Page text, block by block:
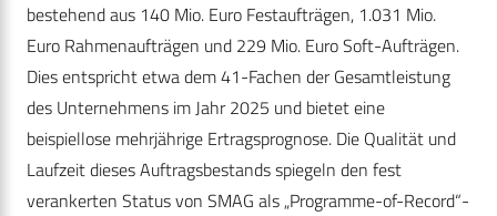
bestehend aus 140 Mio. Euro Festaufträgen, 1.031 Mio.
Euro Rahmenaufträgen und 229 Mio. Euro Soft-Aufträgen.
Dies entspricht etwa dem 41-Fachen der Gesamtleistung
des Unternehmens im Jahr 2025 und bietet eine
beispiellose mehrjährige Ertragsprognose. Die Qualität und
Laufzeit dieses Auftragsbestands spiegeln den fest
verankerten Status von SMAG als „Programme-of-Record“-